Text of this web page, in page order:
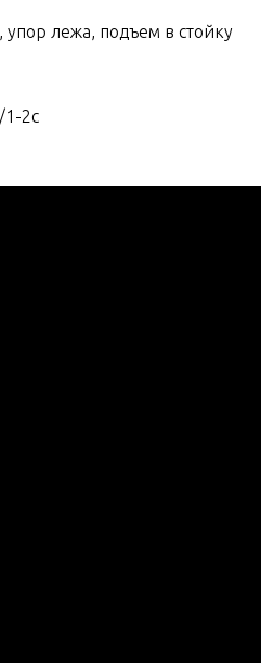
упор лежа, подъем в стойку
1-2с